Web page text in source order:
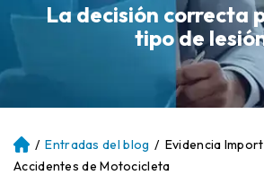
La decisión correcta
tipo de
Ini
ci
/ Entradas del blog / Evidencia
Accidentes de Motocicleta